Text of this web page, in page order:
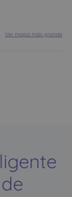
Ver mapa más grande